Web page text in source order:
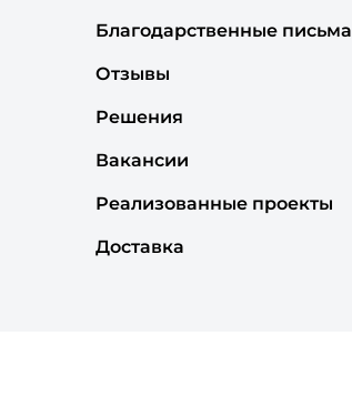
Благодарственные письма
Отзывы
Решения
Вакансии
Реализованные проекты
Доставка